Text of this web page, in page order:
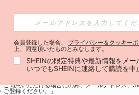
NEWSの購読には「
ご同意いただける場合にのみ、メールアドレス、
ご登録ください。」
会員登録した場合、 プライバシー＆クッキー
上、同意頂いたものとみなします。
SHEINの限定特典や最新情報をメー
いつでもSHEINに連絡して購読を中